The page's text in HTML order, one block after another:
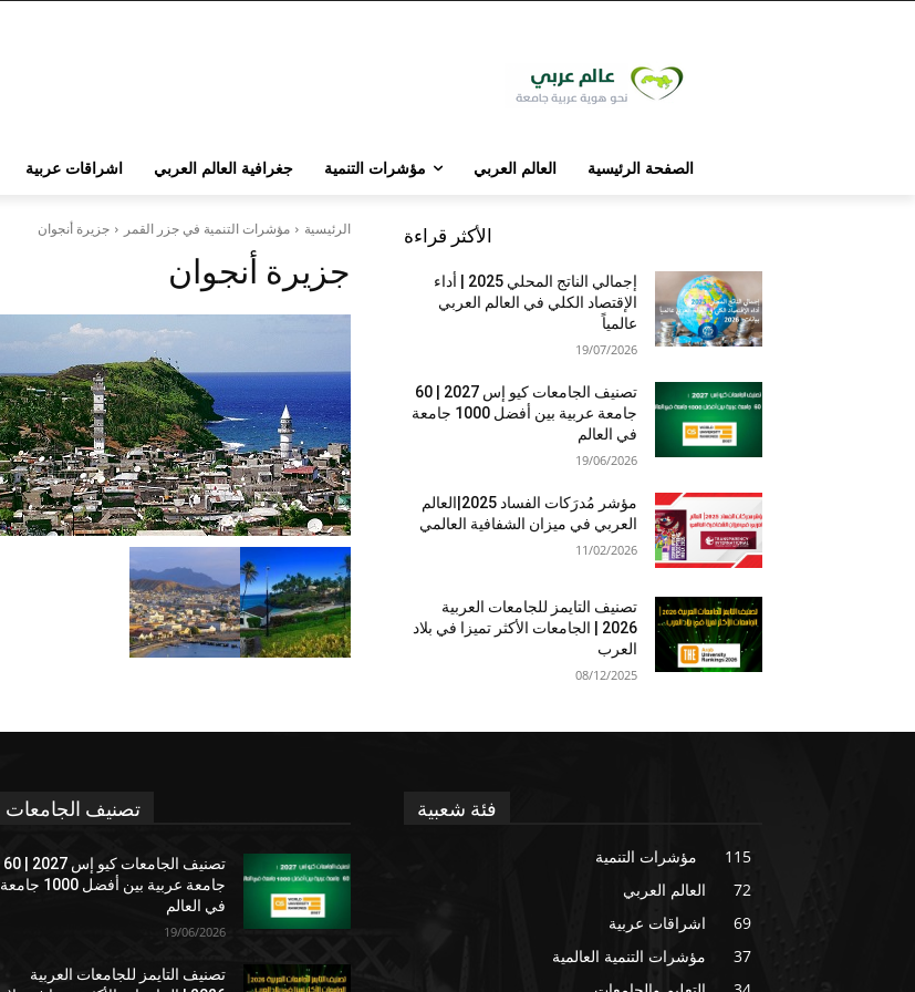
الصفحة الرئيسية العالم العربي مؤشرات التنمية جغرافية العالم العربي اشراقات عربية
الرئيسية مؤشرات التنمية في جزر القمر جزيرة أنجوان
جزيرة أنجوان
الأكثر قراءة
إجمالي الناتج المحلي 2025 | أداء
الإقتصاد الكلي في العالم العربي
عالمياً
19/07/2026
تصنيف الجامعات كيو إس 2027 | 60
جامعة عربية بين أفضل 1000 جامعة
في العالم
19/06/2026
مؤشر مُدرَكات الفساد 2025|العالم
العربي في ميزان الشفافية العالمي
11/02/2026
تصنيف التايمز للجامعات العربية
2026 | الجامعات الأكثر تميزا في بلاد
العرب
08/12/2025
تصنيف الجامعات
تصنيف الجامعات كيو إس 2027 | 60
جامعة عربية بين أفضل 1000 جامعة
في العالم
19/06/2026
تصنيف التايمز للجامعات العربية
فئة شعبية
مؤشرات التنمية
115
العالم العربي
72
اشراقات عربية
69
مؤشرات التنمية العالمية
37